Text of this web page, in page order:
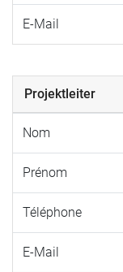
E-Mail
Projektleiter
Nom
Prénom
Téléphone
E-Mail